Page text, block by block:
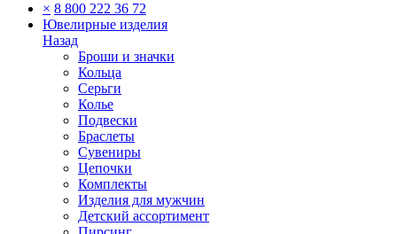
× 8 800 222 36 72
Ювелирные изделия
Назад
Броши и значки
Кольца
Серьги
Колье
Подвески
Браслеты
Сувениры
Цепочки
Комплекты
Изделия для мужчин
Детский ассортимент